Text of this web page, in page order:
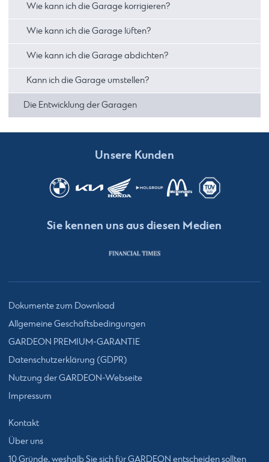
Wie kann ich die Garage korrigieren?
Wie kann ich die Garage lüften?
Wie kann ich die Garage abdichten?
Kann ich die Garage umstellen?
Die Entwicklung der Garagen
Unsere Kunden
Sie kennen uns aus diesen Medien
Dokumente zum Download
Allgemeine Geschäftsbedingungen
GARDEON PREMIUM-GARANTIE
Datenschutzerklärung (GDPR)
Nutzung der GARDEON-Webseite
Impressum
Kontakt
Über uns
10 Gründe, weshalb Sie sich für GARDEON entscheiden sollten